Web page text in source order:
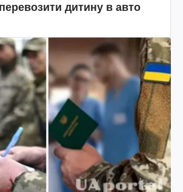
дитину в авто